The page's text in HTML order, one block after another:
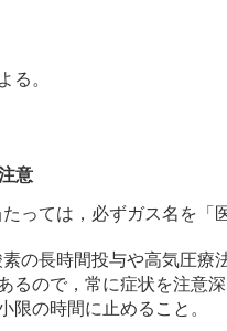
る。
意
ては，必ずガス名を「
の長時間投与や高気圧療
るので，常に症状を注意
限の時間に止めること。